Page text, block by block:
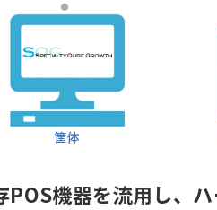
機器を流用し、